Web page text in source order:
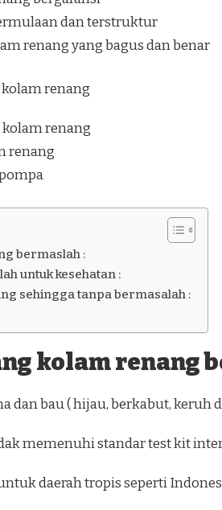
dan terstruktur
renang yang bagus dan benar
renang
kolam renang
renang
bermaslah :
untuk kesehatan :
sehingga tanpa bermasalah :
kolam renang
dan bau ( hijau, berkabut, keruh
memenuhi standar test kit
) untuk daerah tropis seperti